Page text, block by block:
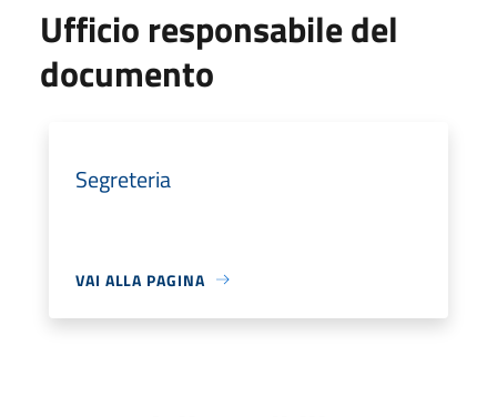
Ufficio responsabile del
documento
Segreteria
VAI ALLA PAGINA